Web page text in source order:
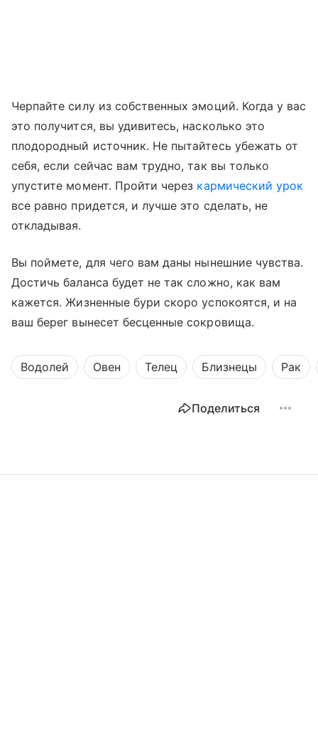
Черпайте силу из собственных эмоций. Когда у вас
это получится, вы удивитесь, насколько это
плодородный источник. Не пытайтесь убежать от
себя, если сейчас вам трудно, так вы только
упустите момент. Пройти через кармический урок
все равно придется, и лучше это сделать, не
откладывая.
Вы поймете, для чего вам даны нынешние чувства.
Достичь баланса будет не так сложно, как вам
кажется. Жизненные бури скоро успокоятся, и на
ваш берег вынесет бесценные сокровища.
Водолей Овен Телец Близнецы Рак
Поделиться